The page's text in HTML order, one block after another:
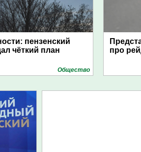
пензенский
чёткий план
Общество
про